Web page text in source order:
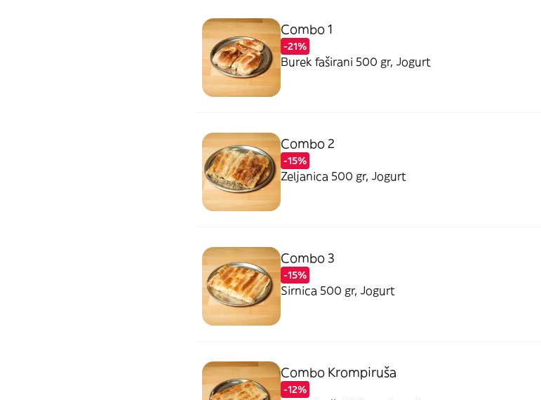
Combo 1
-21%
Burek faširani 500 gr, Jogurt
Combo 2
-15%
Zeljanica 500 gr, Jogurt
Combo 3
-15%
Sirnica 500 gr, Jogurt
Combo Krompiruša
-12%